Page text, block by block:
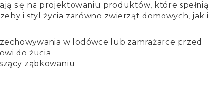
się na projektowaniu produktów, które spełnią
i styl życia zarówno zwierząt domowych, jak i
w lodówce lub zamrażarce przed
do żucia
ząbkowaniu